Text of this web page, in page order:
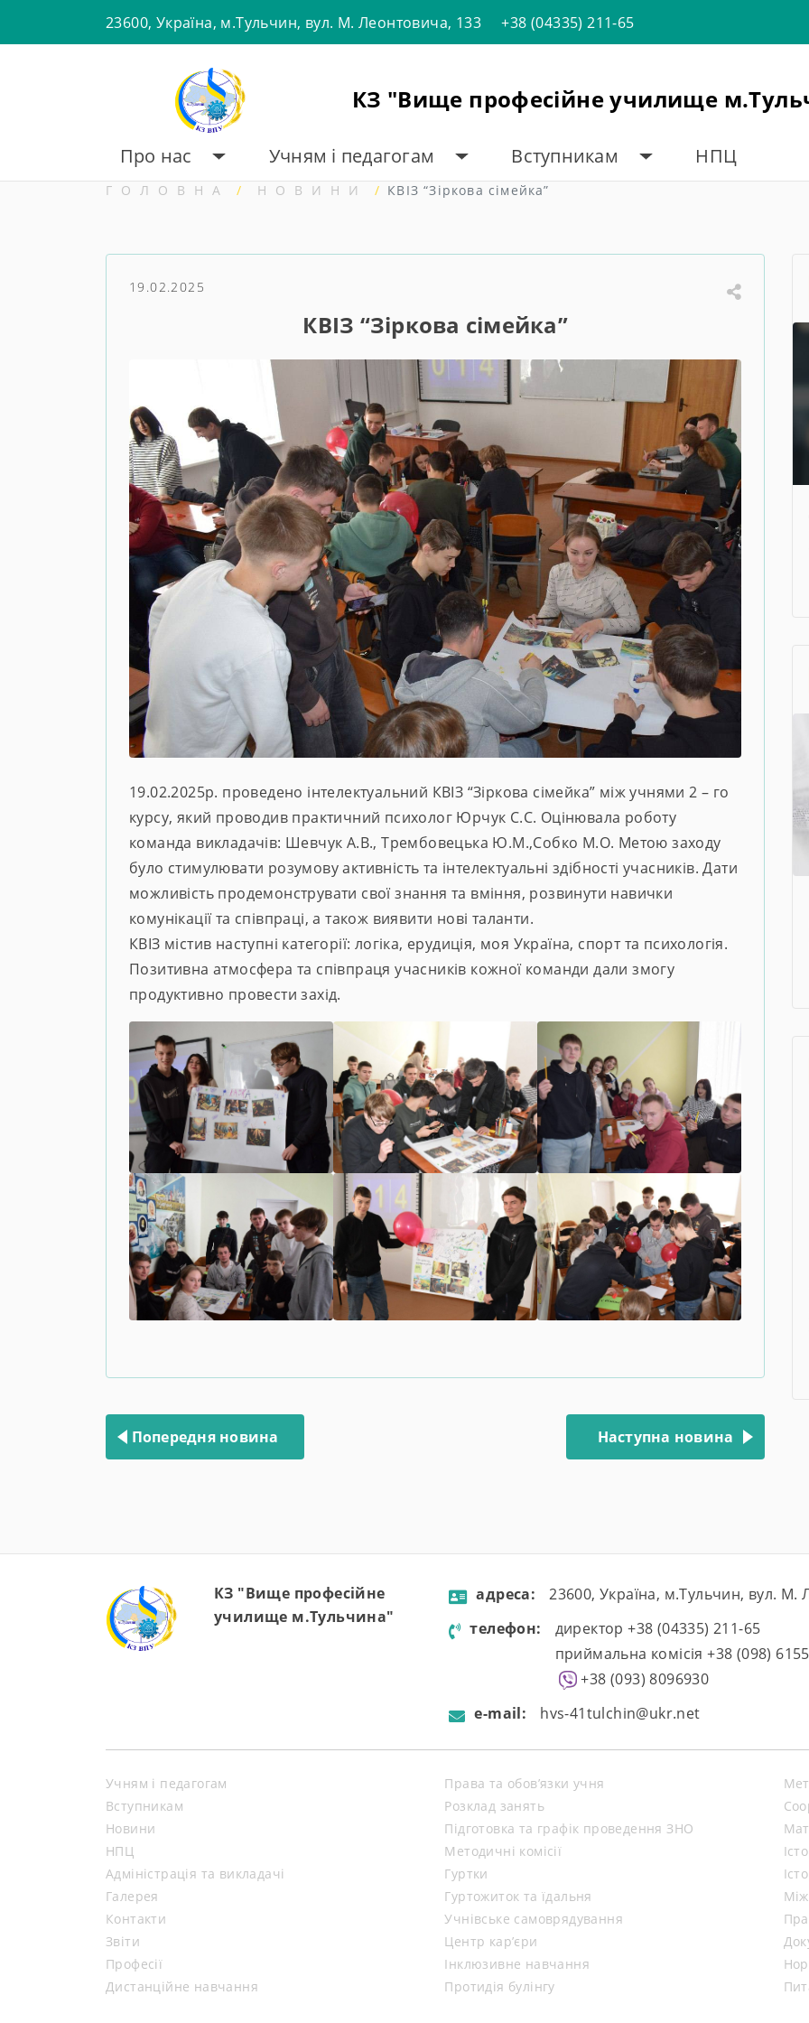
23600, Україна, м.Тульчин, вул. М. Леонтовича, 133 +38 (04335) 211-65
КЗ "Вище професійне училище
Про нас Учням і педагогам Вступникам НПЦ
ГОЛОВНА НОВИНИ КВІЗ “Зіркова сімейка”
19.02.2025
КВІЗ “Зіркова сімейка”
19.02.2025р. проведено інтелектуальний КВІЗ “Зіркова сімейка” між учнями 2 – го
курсу, який проводив практичний психолог Юрчук С.С. Оцінювала роботу
команда викладачів: Шевчук А.В., Трембовецька Ю.М.,Собко М.О. Метою заходу
було стимулювати розумову активність та інтелектуальні здібності учасників. Дати
можливість продемонструвати свої знання та вміння, розвинути навички
комунікації та співпраці, а також виявити нові таланти.
КВІЗ містив наступні категорії: логіка, ерудиція, моя Україна, спорт та психологія.
Позитивна атмосфера та співпраця учасників кожної команди дали змогу
продуктивно провести захід.
записів
Попередня новина Наступна новина
КЗ "Вище професійне
училище м.Тульчина"
aдресa:
23600, Україна, м.Тульчин, вул. М.
телефон:
директор +38 (04335) 211-65
приймальна комісія +38 (098)
+38 (093) 8096930
e-mail:
hvs-41tulchin@ukr.net
Учням і педагогам
Вступникам
Новини
НПЦ
Адміністрація та викладачі
Галерея
Контакти
Звіти
Професії
Дистанційне навчання
Права та обов’язки учня
Розклад занять
Підготовка та графік проведення ЗНО
Методичні комісії
Гуртки
Гуртожиток та їдальня
Учнівське самоврядування
Центр кар’єри
Інклюзивне навчання
Протидія булінгу